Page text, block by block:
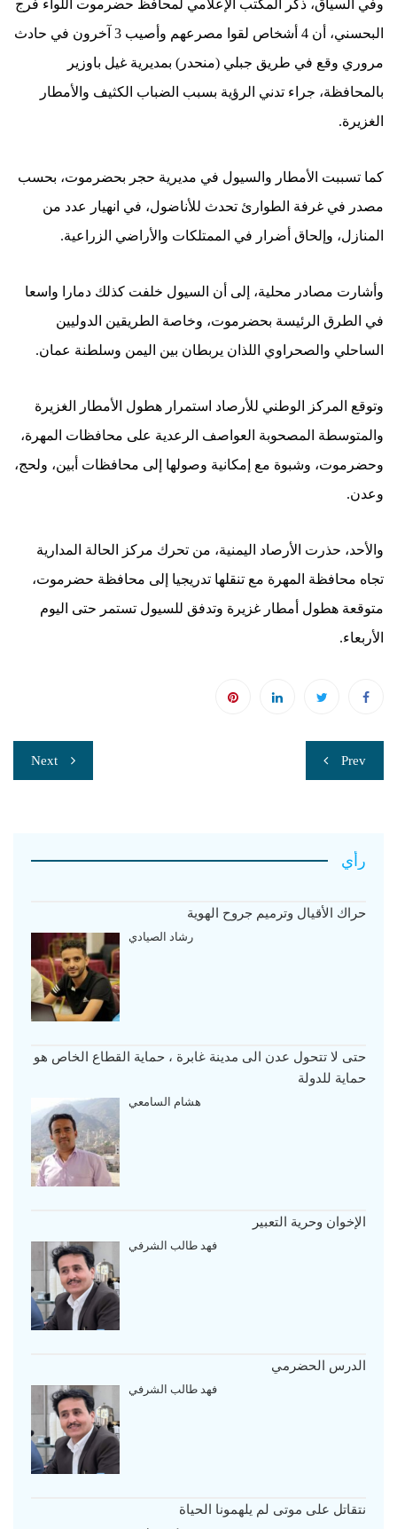
وفي السياق، ذكر المكتب الإعلامي لمحافظ حضرموت اللواء فرج
البحسني‎، أن 4 أشخاص لقوا مصرعهم وأصيب 3 آخرون في حادث
مروري وقع في طريق جبلي (منحدر) بمديرية غيل باوزير
بالمحافظة، جراء تدني الرؤية بسبب الضباب الكثيف والأمطار
الغزيرة.
كما تسببت الأمطار والسيول في مديرية حجر بحضرموت، بحسب
مصدر في غرفة الطوارئ تحدث للأناضول، في انهيار عدد من
المنازل، وإلحاق أضرار في الممتلكات والأراضي الزراعية.
وأشارت مصادر محلية، إلى أن السيول خلفت كذلك دمارا واسعا
في الطرق الرئيسة بحضرموت، وخاصة الطريقين الدوليين
الساحلي والصحراوي اللذان يربطان بين اليمن وسلطنة عمان.
وتوقع المركز الوطني للأرصاد استمرار هطول الأمطار الغزيرة
والمتوسطة المصحوبة العواصف الرعدية على محافظات المهرة،
وحضرموت، وشبوة مع إمكانية وصولها إلى محافظات أبين، ولحج،
وعدن.
والأحد، حذرت الأرصاد اليمنية، من تحرك مركز الحالة المدارية
تجاه محافظة المهرة مع تنقلها تدريجيا إلى محافظة حضرموت،
متوقعة هطول أمطار غزيرة وتدفق للسيول تستمر حتى اليوم
الأربعاء.
تصفّح
المقالات
Prev
Next
رأي
حراك الأقيال وترميم جروح الهوية
رشاد الصيادي
حتى لا تتحول عدن الى مدينة غابرة ، حماية القطاع الخاص هو
حماية للدولة
هشام السامعي
الإخوان وحرية التعبير
فهد طالب الشرفي
الدرس الحضرمي
فهد طالب الشرفي
نتقاتل على موتى لم يلهمونا الحياة